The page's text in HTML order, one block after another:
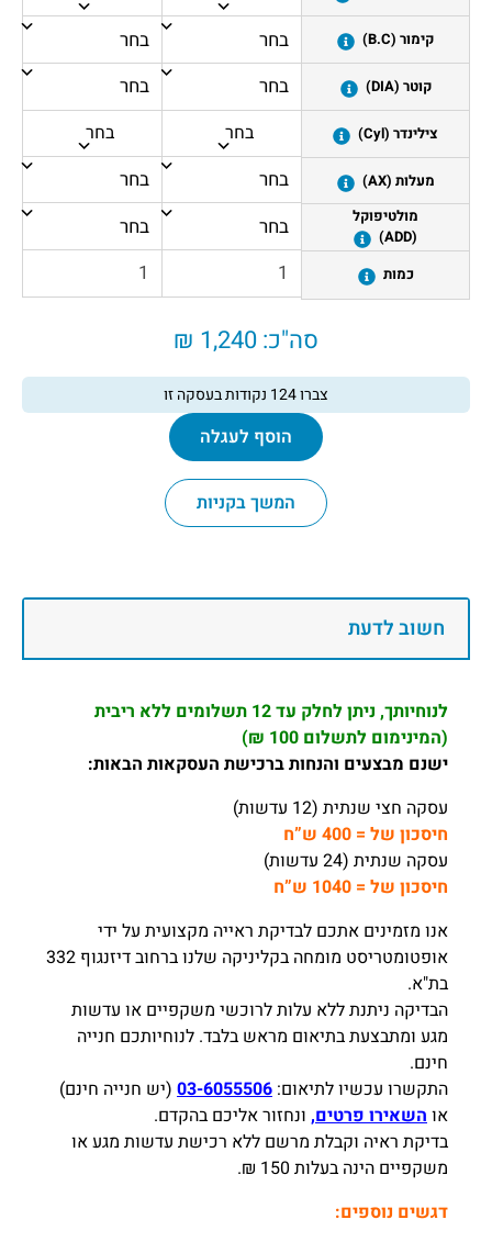
קימור (B.C)
קוטר (DIA)
צילינדר (Cyl)
מעלות (AX)
מולטיפוקל
(ADD)
כמות
בחר בחר
סה"כ:1,240 ₪
צברו124 נקודות בעסקה זו
הוסף לעגלה
המשך בקניות
חשוב לדעת
לנוחיותך, ניתן לחלק עד 12 תשלומים ללא ריבית
(המינימום לתשלום 100 ₪)
ישנם מבצעים והנחות ברכישת העסקאות הבאות:
עסקה חצי שנתית (12 עדשות)
חיסכון של = 400 ש”ח
עסקה שנתית (24 עדשות)
חיסכון של = 1040 ש”ח
אנו מזמינים אתכם לבדיקת ראייה מקצועית על ידי
אופטומטריסט מומחה בקליניקה שלנו ברחוב דיזנגוף 332
בת"א.
הבדיקה ניתנת ללא עלות לרוכשי משקפיים או עדשות
מגע ומתבצעת בתיאום מראש בלבד. לנוחיותכם חנייה
חינם.
התקשרו עכשיו לתיאום: 03-6055506 (יש חנייה חינם)
אוהשאירו פרטים, ונחזור אליכם בהקדם.
בדיקת ראיה וקבלת מרשם ללא רכישת עדשות מגע או
משקפיים הינה בעלות 150 ₪.
דגשים נוספים: